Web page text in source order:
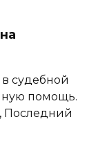
судебной
помощь.
Последний